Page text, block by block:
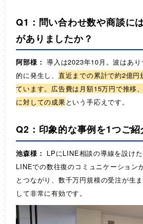
Q1：問い合わせ数や商談に
がありましたか？
阿部様： 導入は2023年10月。波はあ
的に発生し、 直近までの累計で約2億円
ています。広告費は月額15万円で推移
に対しての成果という手応えです。
Q2：印象的な事例を1つご紹
池森様： LPにLINE相談の導線を設けた
LINEでの数往復のコミュニケーション
とつながり、数千万円規模の受注が生
して非常に有効です。